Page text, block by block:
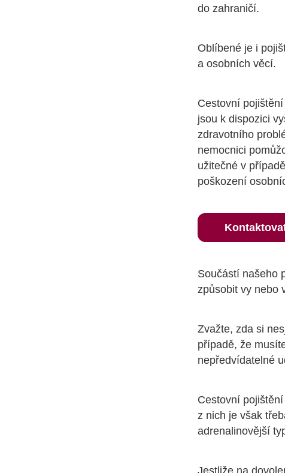
do zahraničí.
Oblíbené je i
a osobních věcí.
Cestovní
jsou k dispozici
zdravotního
nemocnici
užitečné v
poškození
Součástí našeho
způsobit vy nebo
Zvažte, zda si
případě, že
nepředvídatelné
Cestovní
z nich je však
adrenalinovější